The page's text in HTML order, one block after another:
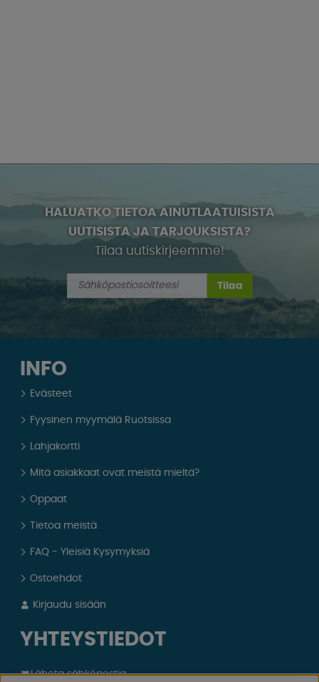
HALUATKO TIETOA AINUTLAATUISISTA
UUTISISTA JA TARJOUKSISTA?
Tilaa uutiskirjeemme!
Tilaa
INFO
Evästeet
Fyysinen myymälä Ruotsissa
Lahjakortti
Mitä asiakkaat ovat meistä mieltä?
Oppaat
Tietoa meistä
FAQ - Yleisiä Kysymyksiä
Ostoehdot
Kirjaudu sisään
YHTEYSTIEDOT
Läheta sähköpostia